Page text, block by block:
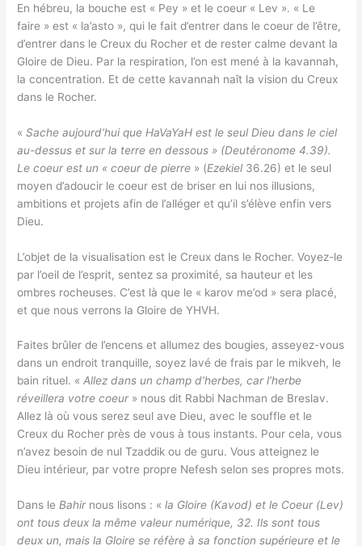
En hébreu, la bouche est « Pey » et le coeur « Lev ». « Le
faire » est « la’asto », qui le fait d’entrer dans le coeur de l’être,
d’entrer dans le Creux du Rocher et de rester calme devant la
Gloire de Dieu. Par la respiration, l’on est mené à la kavannah,
la concentration. Et de cette kavannah naît la vision du Creux
dans le Rocher.
«Sache aujourd’hui que HaVaYaH est le seul Dieu dans le ciel
au-dessus et sur la terre en dessous » (Deutéronome 4.39).
Le coeur est un « coeur de pierre » (Ezekiel 36.26) et le seul
moyen d’adoucir le coeur est de briser en lui nos illusions,
ambitions et projets afin de l’alléger et qu’il s’élève enfin vers
Dieu.
L’objet de la visualisation est le Creux dans le Rocher. Voyez-le
par l’oeil de l’esprit, sentez sa proximité, sa hauteur et les
ombres rocheuses. C’est là que le « karov me’od » sera placé,
et que nous verrons la Gloire de YHVH.
Faites brûler de l’encens et allumez des bougies, asseyez-vous
dans un endroit tranquille, soyez lavé de frais par le mikveh, le
bain rituel. «Allez dans un champ d’herbes, car l’herbe
réveillera votre coeur» nous dit Rabbi Nachman de Breslav.
Allez là où vous serez seul ave Dieu, avec le souffle et le
Creux du Rocher près de vous à tous instants. Pour cela, vous
n’avez besoin de nul Tzaddik ou de guru. Vous atteignez le
Dieu intérieur, par votre propre Nefesh selon ses propres mots.
Dans leBahirnous lisons : «la Gloire (Kavod) et le Coeur (Lev)
ont tous deux la même valeur numérique, 32. Ils sont tous
deux un, mais la Gloire se réfère à sa fonction supérieure et le